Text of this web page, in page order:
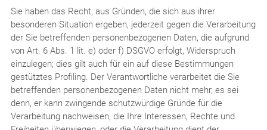
Sie haben das Recht, aus Gründen, die sich aus ihrer
besonderen Situation ergeben, jederzeit gegen die Verarbeitung
der Sie betreffenden personenbezogenen Daten, die aufgrund
von Art. 6 Abs. 1 lit. e) oder f) DSGVO erfolgt, Widerspruch
einzulegen; dies gilt auch für ein auf diese Bestimmungen
gestütztes Profiling. Der Verantwortliche verarbeitet die Sie
betreffenden personenbezogenen Daten nicht mehr, es sei
denn, er kann zwingende schutzwürdige Gründe für die
Verarbeitung nachweisen, die Ihre Interessen, Rechte und